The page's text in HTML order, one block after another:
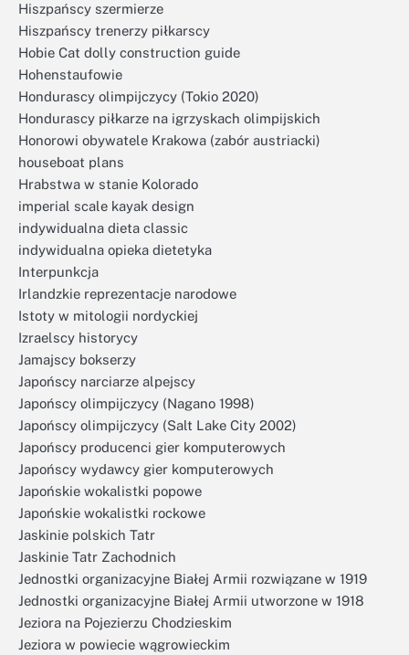
Hiszpańscy szermierze
Hiszpańscy trenerzy piłkarscy
Hobie Cat dolly construction guide
Hohenstaufowie
Hondurascy olimpijczycy (Tokio 2020)
Hondurascy piłkarze na igrzyskach olimpijskich
Honorowi obywatele Krakowa (zabór austriacki)
houseboat plans
Hrabstwa w stanie Kolorado
imperial scale kayak design
indywidualna dieta classic
indywidualna opieka dietetyka
Interpunkcja
Irlandzkie reprezentacje narodowe
Istoty w mitologii nordyckiej
Izraelscy historycy
Jamajscy bokserzy
Japońscy narciarze alpejscy
Japońscy olimpijczycy (Nagano 1998)
Japońscy olimpijczycy (Salt Lake City 2002)
Japońscy producenci gier komputerowych
Japońscy wydawcy gier komputerowych
Japońskie wokalistki popowe
Japońskie wokalistki rockowe
Jaskinie polskich Tatr
Jaskinie Tatr Zachodnich
Jednostki organizacyjne Białej Armii rozwiązane w 1919
Jednostki organizacyjne Białej Armii utworzone w 1918
Jeziora na Pojezierzu Chodzieskim
Jeziora w powiecie wągrowieckim